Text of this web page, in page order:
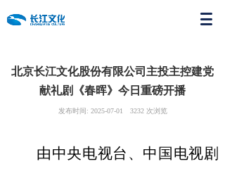
北京长江文化股份有限公司主投主控建党
献礼剧《春晖》今日重磅开播
发布时间: 2025-07-01 3232 次浏览
由中央电视台 、 中国电视剧